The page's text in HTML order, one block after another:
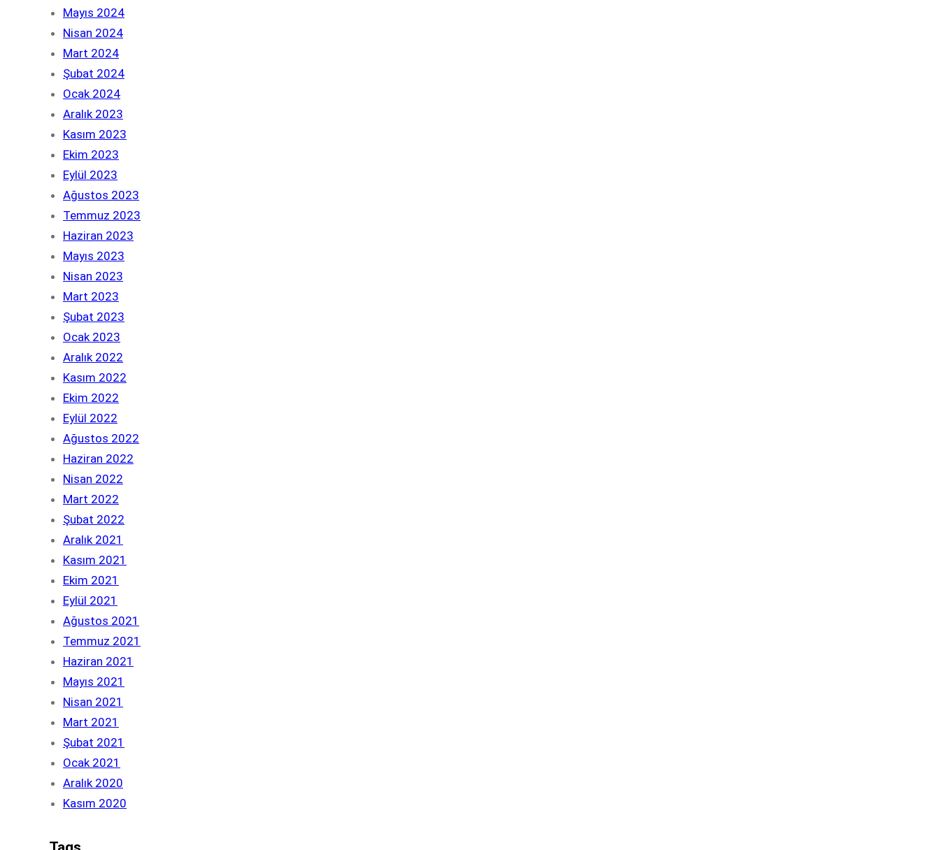
Mayıs 2024
Nisan 2024
Mart 2024
Şubat 2024
Ocak 2024
Aralık 2023
Kasım 2023
Ekim 2023
Eylül 2023
Ağustos 2023
Temmuz 2023
Haziran 2023
Mayıs 2023
Nisan 2023
Mart 2023
Şubat 2023
Ocak 2023
Aralık 2022
Kasım 2022
Ekim 2022
Eylül 2022
Ağustos 2022
Haziran 2022
Nisan 2022
Mart 2022
Şubat 2022
Aralık 2021
Kasım 2021
Ekim 2021
Eylül 2021
Ağustos 2021
Temmuz 2021
Haziran 2021
Mayıs 2021
Nisan 2021
Mart 2021
Şubat 2021
Ocak 2021
Aralık 2020
Kasım 2020